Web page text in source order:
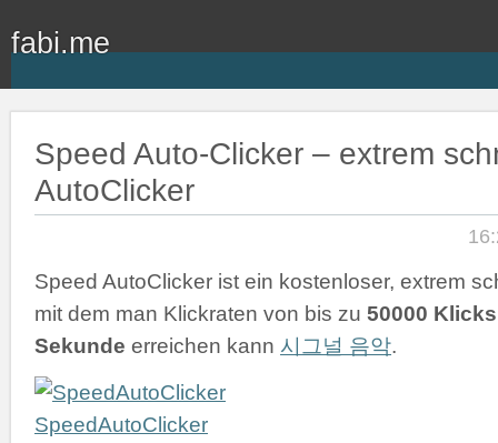
fabi.me
Speed Auto-Clicker – extrem
AutoClicker
Speed AutoClicker ist ein kostenloser, extrem
mit dem man Klickraten von bis zu 50000
Sekunde erreichen kann 시그널 음악.
SpeedAutoClicker